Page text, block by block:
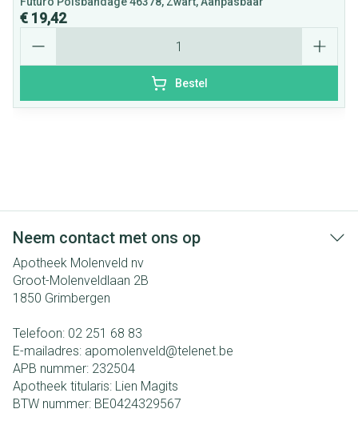
€ 19,42
Bestel
Neem contact met ons op
Apotheek Molenveld nv
Groot-Molenveldlaan 2B
1850 Grimbergen
Telefoon: 02 251 68 83
E-mailadres: apomolenveld@telenet.be
APB nummer: 232504
Apotheek titularis: Lien Magits
BTW nummer: BE0424329567